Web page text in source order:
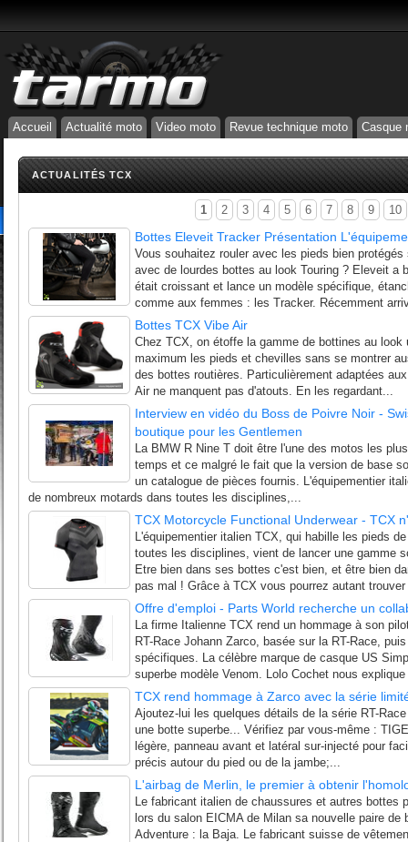
Accueil Actualité moto Video moto Revue technique moto Casque
ACTUALITÉS TCX
1 2 3 4 5 6 7 8 9 10
Bottes Eleveit Tracker Présentation
Vous souhaitez rouler avec les pieds bien
avec de lourdes bottes au look Touring ? Eleveit a
était croissant et lance un modèle spécifique,
comme aux femmes : les Tracker. Récemment
Bottes TCX Vibe Air
Chez TCX, on étoffe la gamme de bottines au look
maximum les pieds et chevilles sans se montrer
des bottes routières. Particulièrement adaptées
Air ne manquent pas d'atouts. En les regardant...
Interview en vidéo du Boss de Poivre Noir -
boutique pour les Gentlemen
La BMW R Nine T doit être l'une des motos les
temps et ce malgré le fait que la version de base
un catalogue de pièces fournis. L'équipementier
de nombreux motards dans toutes les disciplines,...
TCX Motorcycle Functional Underwear - TCX
L'équipementier italien TCX, qui habille les pieds
toutes les disciplines, vient de lancer une gamme
Etre bien dans ses bottes c'est bien, et être bien
pas mal ! Grâce à TCX vous pourrez autant
Offre d'emploi - Parts World recherche un
La firme Italienne TCX rend un hommage à son
RT-Race Johann Zarco, basée sur la RT-Race,
spécifiques. La célèbre marque de casque US
superbe modèle Venom. Lolo Cochet nous
TCX rend hommage à Zarco avec la série
Ajoutez-lui les quelques détails de la série RT-
une botte superbe... Vérifiez par vous-même :
légère, panneau avant et latéral sur-injecté pour
précis autour du pied ou de la jambe;...
L'airbag de Merlin, le premier à obtenir
Le fabricant italien de chaussures et autres bottes
lors du salon EICMA de Milan sa nouvelle paire de
Adventure : la Baja. Le fabricant suisse de